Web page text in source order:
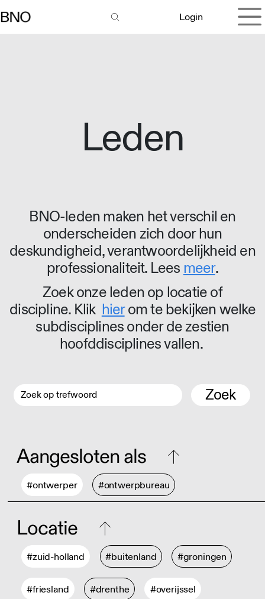
Login
Leden
BNO-leden maken het verschil en
onderscheiden zich door hun
deskundigheid, verantwoordelijkheid en
professionaliteit. Lees meer.
Zoek onze leden op locatie of
discipline. Klik hierom te bekijken welke
subdisciplines onder de zestien
hoofddisciplines vallen.
Zoek
Aangesloten als
#ontwerper #ontwerpbureau
Locatie
#zuid-holland #buitenland #groningen
#friesland #drenthe #overijssel